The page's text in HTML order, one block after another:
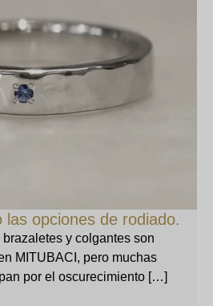
las opciones de rodiado.
y colgantes son
MITUBACI, pero muchas
por el oscurecimiento […]